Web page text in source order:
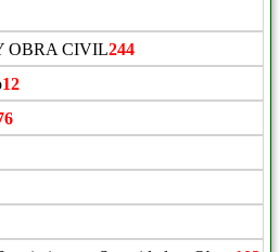
OBRA CIVIL244
12